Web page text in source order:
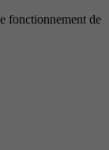
fonctionnement de